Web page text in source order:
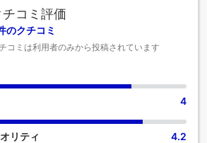
チコミ評価
のクチコミ
コミは利用者のみから投稿されています
4
リティ 4.2